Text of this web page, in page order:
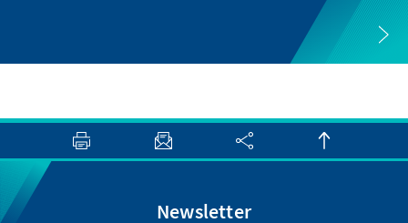
Newsletter